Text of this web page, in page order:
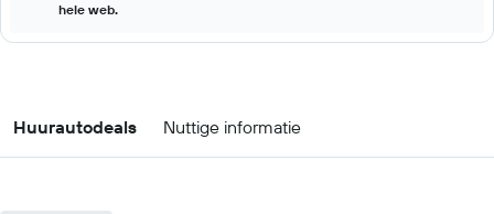
hele web.
Huurautodeals Nuttige informatie